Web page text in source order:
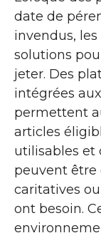
date de
invendus,
solutions
jeter. Des
intégrées
permettent
articles
utilisables et
peuvent être
caritatives
ont besoin.